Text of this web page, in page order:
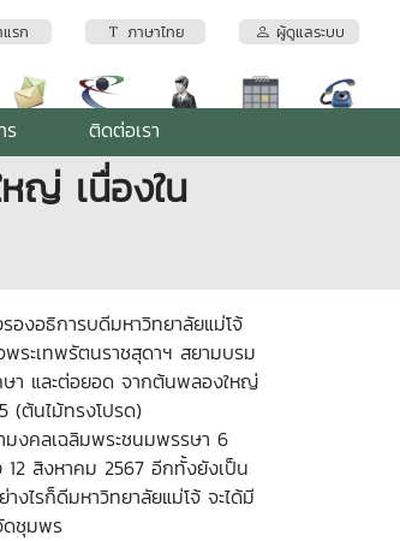
รก ภาษาไทย ผู้ดูแลระบบ
ร ติดต่อเรา
ญ่ เนื่องใน
องอธิการบดีมหาวิทยาลัยแม่โจ้
ระเทพรัตนราชสุดาฯ สยามบรม
ษา และต่อยอด จากต้นพลองใหญ่
(ต้นไม้ทรงโปรด)
มงคลเฉลิมพระชนมพรรษา 6
สิงหาคม 2567 อีกทั้งยังเป็น
ไรก็ดีมหาวิทยาลัยแม่โจ้ จะได้มี
ดชุมพร